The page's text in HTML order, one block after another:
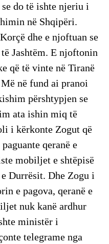
do të ishte njeriu i
në Shqipëri.
dhe e njoftuan se
Jashtëm. E njoftonin
që të vinte në Tiranë
në fund ai pranoi
përshtypjen se
ata ishin miq të
i kërkonte Zogut që
qeranë e
mobiljet e shtëpisë
Durrësit. Dhe Zogu i
e pagova, qeranë e
nuk kanë ardhur
ministër i
telegrame nga